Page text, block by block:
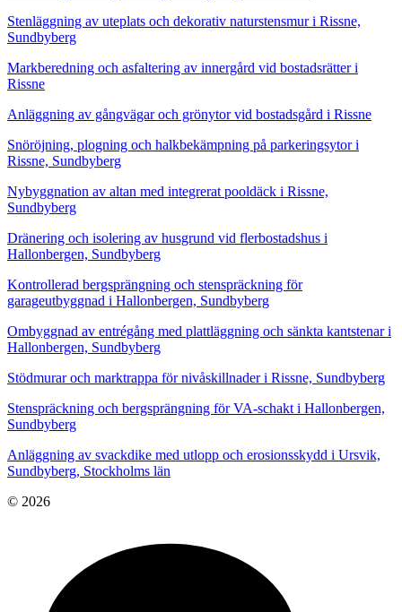
Stenläggning av uteplats och dekorativ naturstensmur i Rissne,
Sundbyberg
Markberedning och asfaltering av innergård vid bostadsrätter i
Rissne
Anläggning av gångvägar och grönytor vid bostadsgård i Rissne
Snöröjning, plogning och halkbekämpning på parkeringsytor i
Rissne, Sundbyberg
Nybyggnation av altan med integrerat pooldäck i Rissne,
Sundbyberg
Dränering och isolering av husgrund vid flerbostadshus i
Hallonbergen, Sundbyberg
Kontrollerad bergsprängning och stenspräckning för
garageutbyggnad i Hallonbergen, Sundbyberg
Ombyggnad av entrégång med plattläggning och sänkta kantstenar i
Hallonbergen, Sundbyberg
Stödmurar och marktrappa för nivåskillnader i Rissne, Sundbyberg
Stenspräckning och bergsprängning för VA-schakt i Hallonbergen,
Sundbyberg
Anläggning av svackdike med utlopp och erosionsskydd i Ursvik,
Sundbyberg, Stockholms län
© 2026